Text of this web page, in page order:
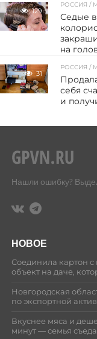
129
РОССИЯ /
Седые
на
31
РОССИЯ /
себя
и
Нашли ошибку?
НОВОЕ
Соединила картон с
объект на даче,
Новгородская
по экспортной
Вкуснее мяса и
минут — семья